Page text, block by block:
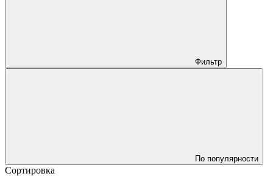
Фильтр
По популярности
Сортировка